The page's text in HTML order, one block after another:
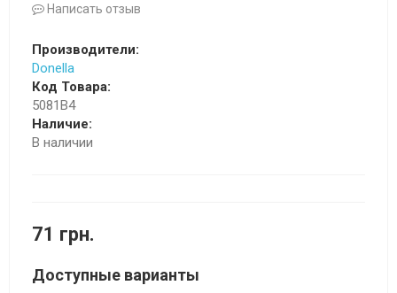
Написать отзыв
Производители:
Donella
Код Товара:
5081B4
Наличие:
В наличии
71 грн.
Доступные варианты